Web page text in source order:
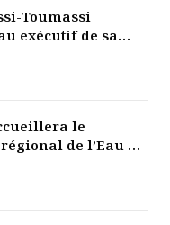
Toumassi
exécutif de sa
le
de l’Eau de